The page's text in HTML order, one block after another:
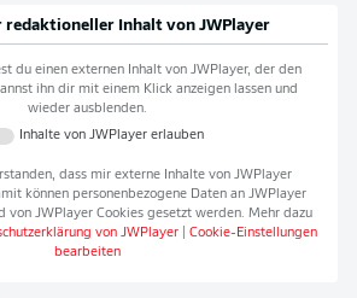
redaktioneller Inhalt von JWPlayer
du einen externen Inhalt von JWPlayer, der den
ihn dir mit einem Klick anzeigen lassen und
wieder ausblenden.
Inhalte von JWPlayererlauben
dass mir externe Inhalte von JWPlayer
können personenbezogene Daten an JWPlayer
von JWPlayer Cookies gesetzt werden. Mehr dazu
von JWPlayer| Cookie-Einstellungen
bearbeiten